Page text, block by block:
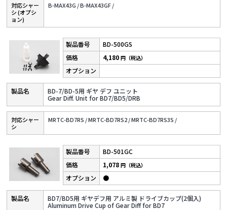
対応シャー
シ (オプシ
ョン)
B-MAX43G /B-MAX43GF /
BD-500GS
BD-7/BD-5用 ギヤ デフ ユニット
Gear Diff. Unit for BD7/BD5/DRB
4,180円（税込）
対応シャー
シ
MRTC-BD7RS /MRTC-BD7RS2 /MRTC-BD7RS3S /
BD-501GC
BD7/BD5用 ギヤデフ用 アルミ製 ドライブカップ(2個入)
Aluminum Drive Cup of Gear Diff for BD7
1,078円（税込）
●